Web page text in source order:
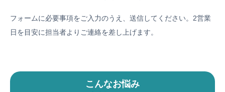
フォームに必要事項をご入力のうえ、送信してください。 2営業
日を目安に担当者よりご連絡を差し上げます。
こんなお悩み